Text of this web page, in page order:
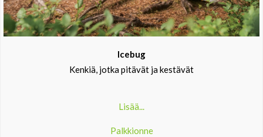
Icebug
Kenkiä, jotka pitävät ja kestävät
Lisää...
Palkkionne